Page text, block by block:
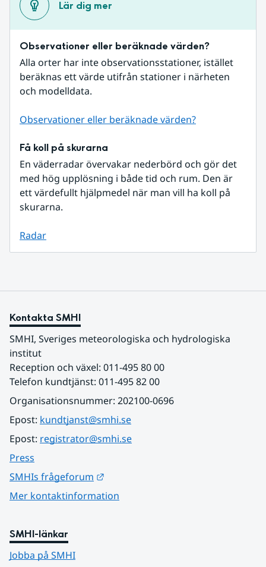
Lär dig mer
Observationer eller beräknade värden?
Alla orter har inte observationsstationer, istället
beräknas ett värde utifrån stationer i närheten
och modelldata.
Observationer eller beräknade värden?
Få koll på skurarna
En väderradar övervakar nederbörd och gör det
med hög upplösning i både tid och rum. Den är
ett värdefullt hjälpmedel när man vill ha koll på
skurarna.
Radar
Kontakta SMHI
SMHI, Sveriges meteorologiska och hydrologiska
institut
Reception och växel: 011-495 80 00
Telefon kundtjänst: 011-495 82 00
Organisationsnummer: 202100-0696
Epost: kundtjanst@smhi.se
Epost: registrator@smhi.se
Press
SMHIs frågeforum
Mer kontaktinformation
SMHI-länkar
Jobba på SMHI